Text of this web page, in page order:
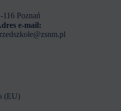
Poznań
e-mail:
(EU)